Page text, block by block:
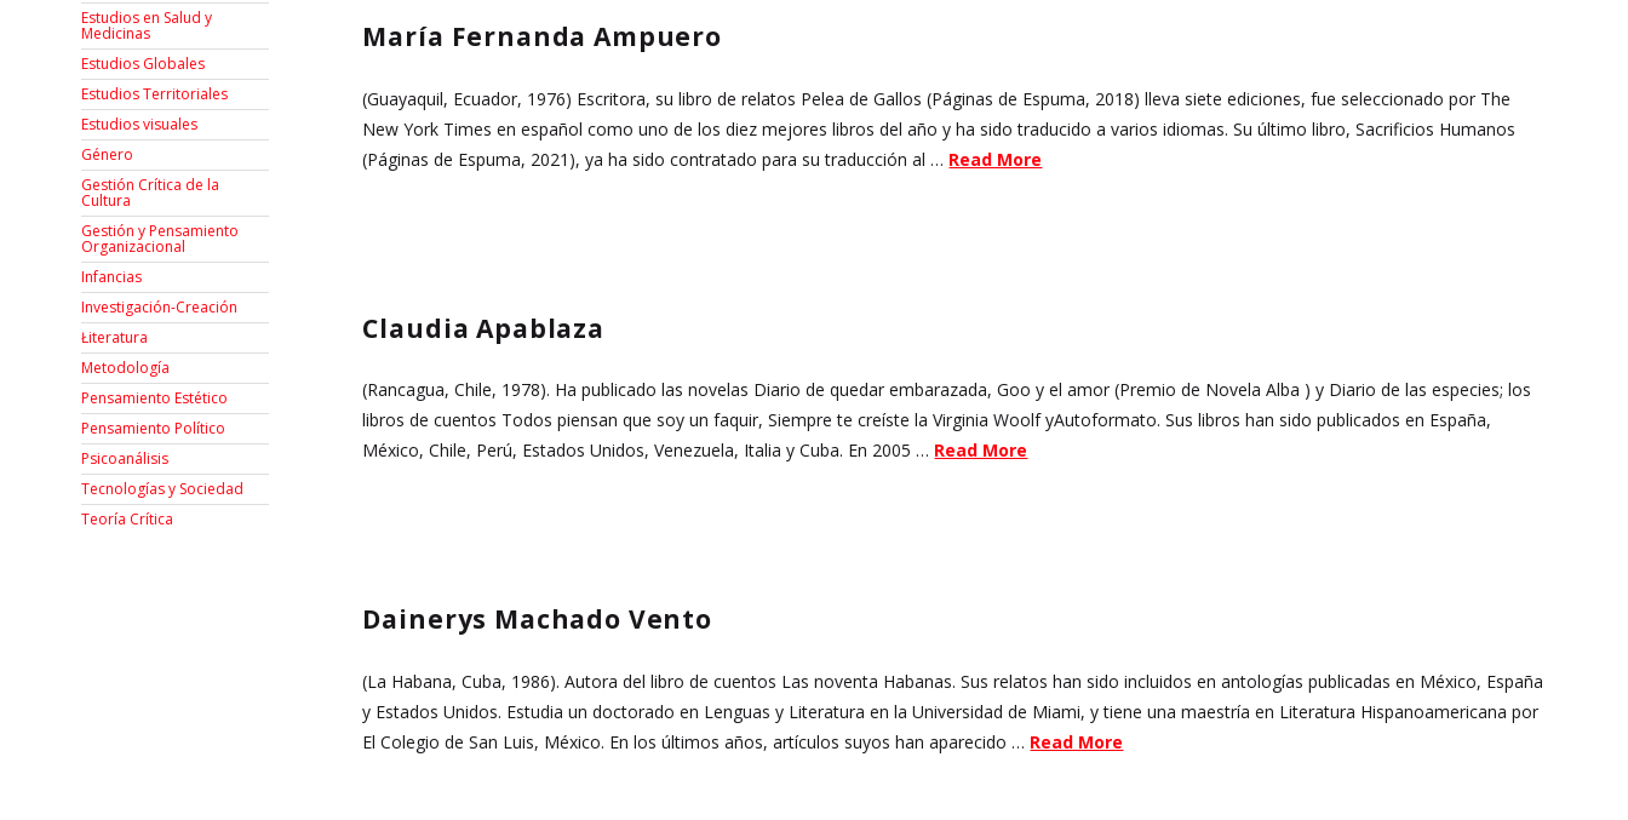
María Fernanda Ampuero
(Guayaquil, Ecuador, 1976) Escritora, su libro de relatos Pelea de Gallos (Páginas de Espuma, 2018) lleva siete ediciones, fue seleccionado por The
New York Times en español como uno de los diez mejores libros del año y ha sido traducido a varios idiomas. Su último libro, Sacrificios Humanos
(Páginas de Espuma, 2021), ya ha sido contratado para su traducción al … Read More
Claudia Apablaza
(Rancagua, Chile, 1978). Ha publicado las novelas Diario de quedar embarazada, Goo y el amor (Premio de Novela Alba ) y Diario de las especies; los
libros de cuentos Todos piensan que soy un faquir, Siempre te creíste la Virginia Woolf yAutoformato. Sus libros han sido publicados en España,
México, Chile, Perú, Estados Unidos, Venezuela, Italia y Cuba. En 2005 … Read More
Dainerys Machado Vento
(La Habana, Cuba, 1986). Autora del libro de cuentos Las noventa Habanas. Sus relatos han sido incluidos en antologías publicadas en México, España
y Estados Unidos. Estudia un doctorado en Lenguas y Literatura en la Universidad de Miami, y tiene una maestría en Literatura Hispanoamericana por
El Colegio de San Luis, México. En los últimos años, artículos suyos han aparecido … Read More
Estudios en Salud y
Medicinas
Estudios Globales
Estudios Territoriales
Estudios visuales
Género
Gestión Crítica de la
Cultura
Gestión y Pensamiento
Organizacional
Infancias
Investigación-Creación
Łiteratura
Metodología
Pensamiento Estético
Pensamiento Político
Psicoanálisis
Tecnologías y Sociedad
Teoría Crítica